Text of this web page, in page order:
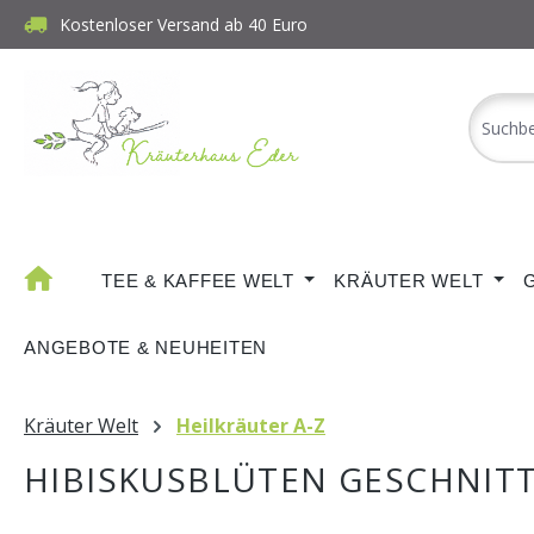
Hauptinhalt springen
Zur Suche springen
Zur Hauptnavigation springen
Kostenloser Versand ab 40 Euro
TEE & KAFFEE WELT KRÄUTER WELT
ANGEBOTE & NEUHEITEN
Kräuter Welt Heilkräuter A-Z
HIBISKUSBLÜTEN